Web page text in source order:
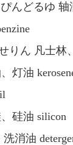
んどるゆ
りん 凡士
灯油
硅油 silicon
洗消油